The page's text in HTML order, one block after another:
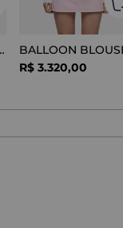
SNAKE
R$ 3.320,00